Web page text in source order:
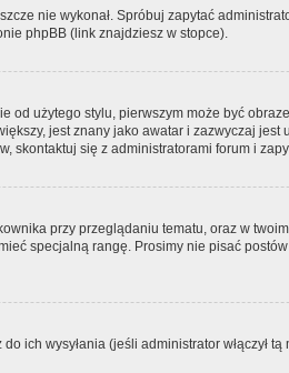
nie wykonał. Spróbuj zapytać
phpBB (link znajdziesz w stopce).
użytego stylu, pierwszym może być
jest znany jako awatar i zazwyczaj
skontaktuj się z administratorami forum i
przy przeglądaniu tematu, oraz w
specjalną rangę. Prosimy nie pisać
ich wysyłania (jeśli administrator włączył